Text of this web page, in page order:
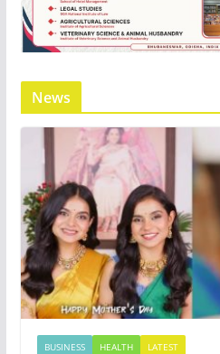
News
BUSINESS HEALTH LATEST